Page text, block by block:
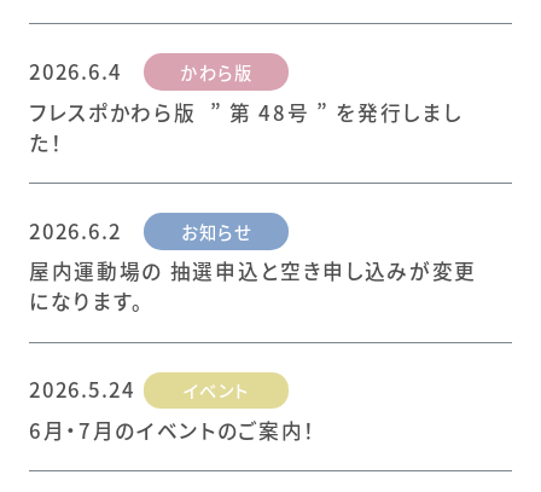
2026.6.4 かわら版
フレスポかわら版 ” 第 48号 ” を発行しまし
た！
2026.6.2 お知らせ
屋内運動場の 抽選申込と空き申し込みが変更
になります。
2026.5.24 イベント
6月・7月のイベントのご案内！